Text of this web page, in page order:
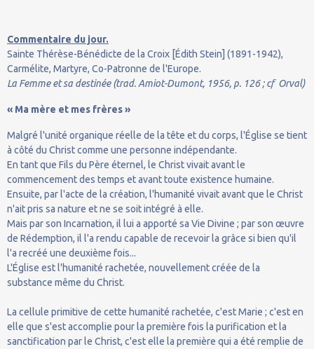
Commentaire du jour.
Sainte Thérèse-Bénédicte de la Croix [Édith Stein] (1891-1942),
Carmélite, Martyre, Co-Patronne de l'Europe.
La Femme et sa destinée (trad. Amiot-Dumont, 1956, p. 126 ; cf Orval)
« Ma mère et mes frères »
Malgré l'unité organique réelle de la tête et du corps, l'Église se tient
à côté du Christ comme une personne indépendante.
En tant que Fils du Père éternel, le Christ vivait avant le
commencement des temps et avant toute existence humaine.
Ensuite, par l'acte de la création, l'humanité vivait avant que le Christ
n'ait pris sa nature et ne se soit intégré à elle.
Mais par son Incarnation, il lui a apporté sa Vie Divine ; par son œuvre
de Rédemption, il l'a rendu capable de recevoir la grâce si bien qu'il
l'a recréé une deuxième fois...
L'Église est l'humanité rachetée, nouvellement créée de la
substance même du Christ.
La cellule primitive de cette humanité rachetée, c'est Marie ; c'est en
elle que s'est accomplie pour la première fois la purification et la
sanctification par le Christ, c'est elle la première qui a été remplie de